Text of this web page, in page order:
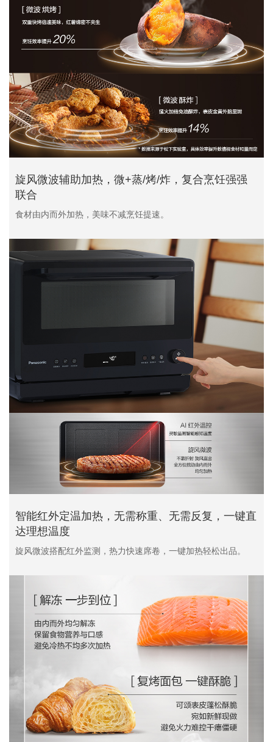
旋风微波辅助加热，微+蒸/烤/炸，复合烹饪强强
联合
食材由内而外加热，美味不减烹饪提速。
智能红外定温加热，无需称重、无需反复，一键直
达理想温度
旋风微波搭配红外监测，热力快速席卷，一键加热轻松出品。